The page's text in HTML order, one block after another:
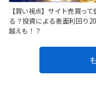
【買い視点】サイト売買って
る？投資による表面利回り
越えも！？